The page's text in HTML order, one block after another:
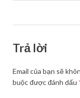
Trả lời
Email của bạn sẽ
buộc được đánh dấu